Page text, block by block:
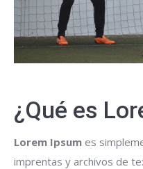
¿Qué es
Lorem Ipsum es
imprentas y archivos de